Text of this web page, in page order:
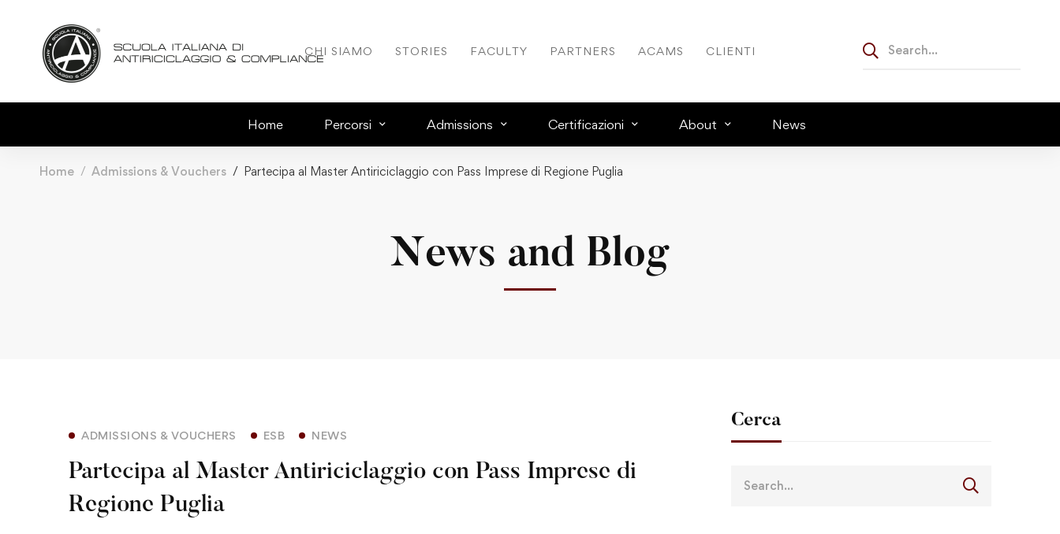
CHI SIAMO STORIES FACULTY PARTNERS ACAMS CLIENTI
Home Percorsi Admissions Certificazioni About News
Home Admissions & Vouchers Partecipa al Master Antiriciclaggio con Pass Imprese di Regione Puglia
News and Blog
ADMISSIONS & VOUCHERS ESB NEWS
Partecipa al Master Antiriciclaggio con Pass Imprese di
Regione Puglia
Cerca